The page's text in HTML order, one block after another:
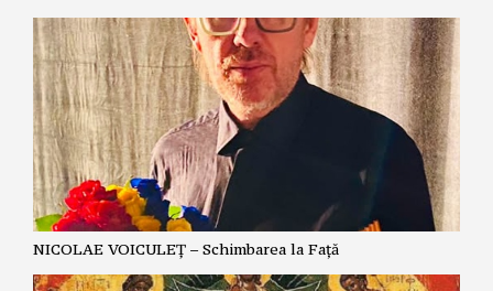
NICOLAE VOICULEȚ – Schimbarea la Față